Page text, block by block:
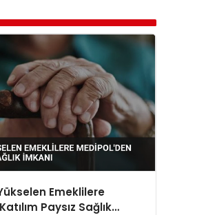
Yükselen Emeklilere
Paysız Sağlık